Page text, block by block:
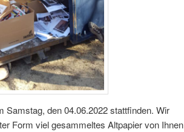
Samstag, den 04.06.2022 stattfinden. Wir
Form viel gesammeltes Altpapier von Ihnen